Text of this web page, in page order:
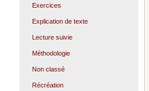
Exercices
Explication de texte
Lecture suivie
Méthodologie
Non classé
Récréation